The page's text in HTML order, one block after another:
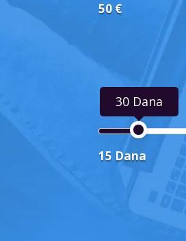
50 €
30 Dana
15 Dana